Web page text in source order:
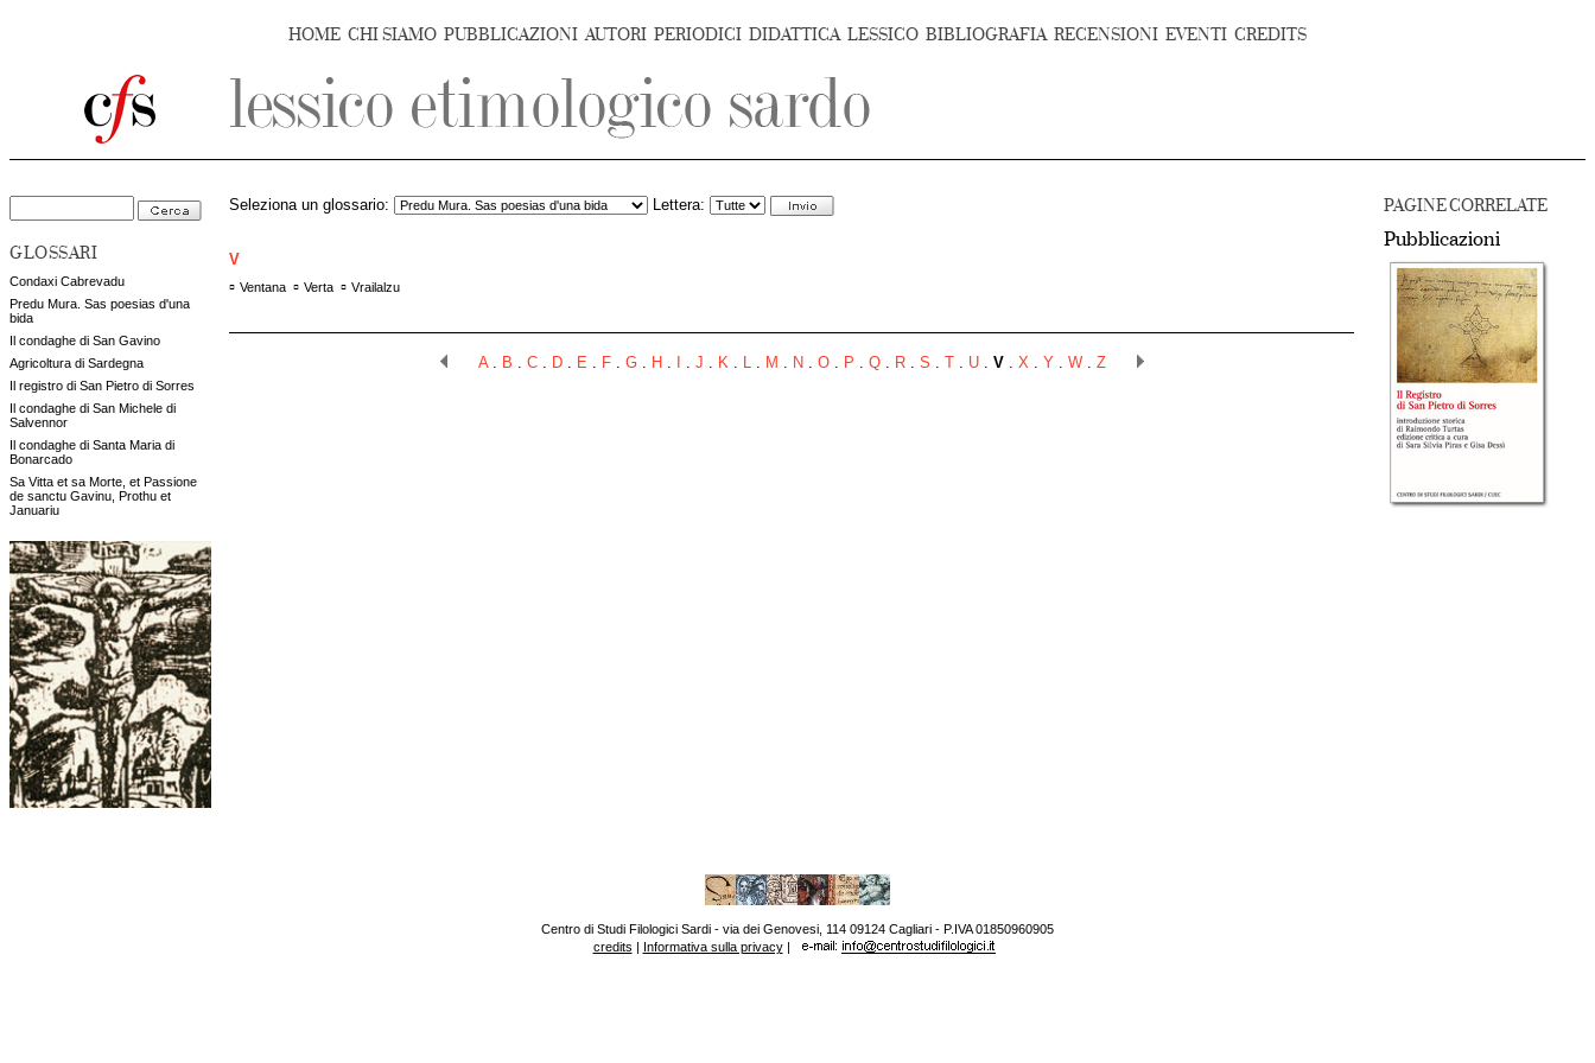
HOME CHI SIAMO PUBBLICAZIONI AUTORI PERIODICI DIDATTICA LESSICO BIBLIOGRAFIA RECENSIONI EVENTI CREDITS
GLOSSARI
Condaxi Cabrevadu
Predu Mura. Sas poesias d'una
bida
Il condaghe di San Gavino
Agricoltura di Sardegna
Il registro di San Pietro di Sorres
Il condaghe di San Michele di
Salvennor
Il condaghe di Santa Maria di
Bonarcado
Sa Vitta et sa Morte, et Passione
de sanctu Gavinu, Prothu et
Januariu
PAGINE CORRELATE
Pubblicazioni
Seleziona un glossario: Lettera:
V
▫ Ventana ▫ Verta ▫ Vrailalzu
A. B . C. D. E . F. G. H . . J . K. L. M . N . O. P . Q. R. S . . U. V. X. Y . W. Z
Centro di Studi Filologici Sardi - via dei Genovesi, 114 09124 Cagliari - P.IVA 01850960905
credits | Informativa sulla privacy|